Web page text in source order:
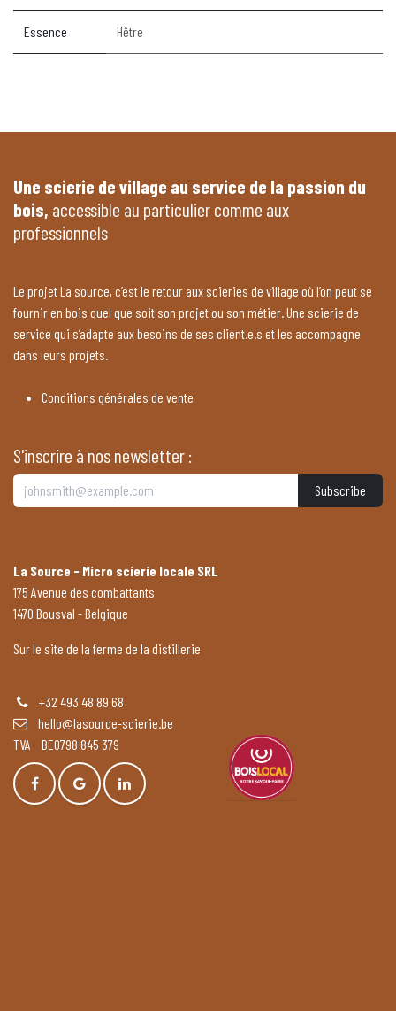
Essence Hêtre
Une scierie de village au service de la passion du
bois, accessible au particulier comme aux
professionnels
Le projet La source, c’est le retour aux scieries de village où l’on peut se
fournir en bois quel que soit son projet ou son métier. Une scierie de
service qui s’adapte aux besoins de ses client.e.s et les accompagne
dans leurs projets.
Conditions générales de vente
S'inscrire à nos newsletter :
Subscribe
La Source - Micro scierie locale SRL
175 Avenue des combattants
1470 Bousval - Belgique
Sur le site de la ferme de la distillerie
+32 493 48 89 68
hello@lasource-scierie.be
TVA BE0798 845 379